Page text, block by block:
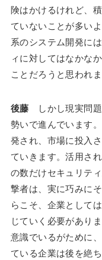
険はかけるけれど、
ていないことが多い
系のシステム開発に
ィに対してはなかな
ことだろうと思われま
後藤 しかし現実問題
勢いで進んでいます
発され、市場に投入
ていきます。活用さ
の数だけセキュリテ
撃者は、実に巧みに
らこそ、企業として
じていく必要があり
意識でいるがために
ている企業は後を絶